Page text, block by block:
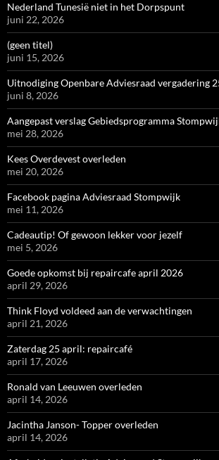
Nederland Tunesië niet in het Dorpspunt
juni 22, 2026
(geen titel)
juni 15, 2026
Uitnodiging Openbare Adviesraad vergadering
juni 8, 2026
Aangepast verslag Gebiedsprogramma
mei 28, 2026
Kees Overdevest overleden
mei 20, 2026
Facebook pagina Adviesraad Stompwijk
mei 11, 2026
Cadeautip! Of gewoon lekker voor jezelf
mei 5, 2026
Goede opkomst bij repaircafe april 2026
april 29, 2026
Think Floyd voldeed aan de verwachtingen
april 21, 2026
Zaterdag 25 april: repaircafé
april 17, 2026
Ronald van Leeuwen overleden
april 14, 2026
Jacintha Janson- Topper overleden
april 14, 2026